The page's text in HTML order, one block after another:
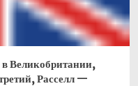
Великобритании,
Расселл —